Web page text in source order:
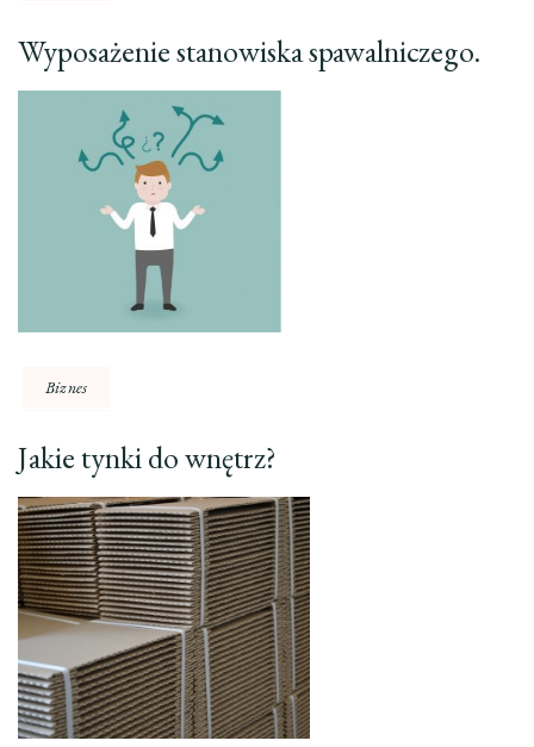
Wyposażenie stanowiska spawalniczego.
Biznes
Jakie tynki do wnętrz?